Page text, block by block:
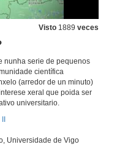
Visto 1889 veces
nunha serie de pequenos
científica
(arredor de un minuto)
xeral que poida ser
universitario.
Universidade de Vigo